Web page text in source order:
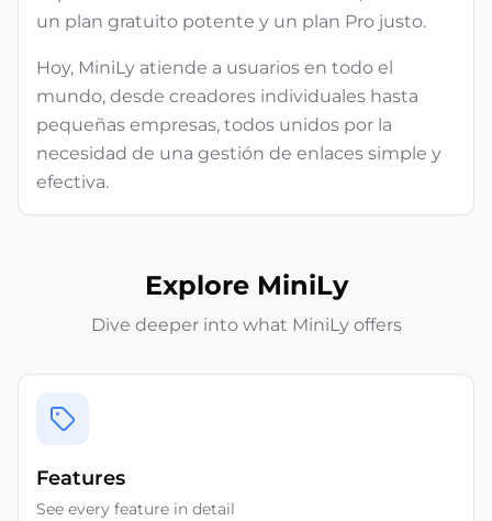
un plan gratuito potente y un plan Pro justo.
Hoy, MiniLy atiende a usuarios en todo el
mundo, desde creadores individuales hasta
pequeñas empresas, todos unidos por la
necesidad de una gestión de enlaces simple y
efectiva.
Explore MiniLy
Dive deeper into what MiniLy offers
Features
See every feature in detail